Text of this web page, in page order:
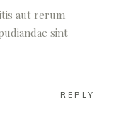
aut rerum
sint
REPLY